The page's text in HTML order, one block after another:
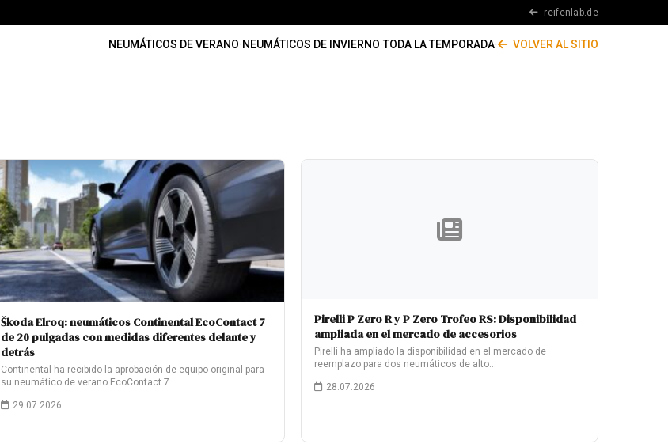
reifenlab.de
NEUMÁTICOS DE VERANO·NEUMÁTICOS DE INVIERNO·TODA LA TEMPORADA· VOLVER AL SITIO
Škoda Elroq: neumáticos Continental EcoContact 7
de 20 pulgadas con medidas diferentes delante y
detrás
Continental ha recibido la aprobación de equipo original para
su neumático de verano EcoContact 7…
29.07.2026
Pirelli P Zero R y P Zero Trofeo RS: Disponibilidad
ampliada en el mercado de accesorios
Pirelli ha ampliado la disponibilidad en el mercado de
reemplazo para dos neumáticos de alto…
28.07.2026